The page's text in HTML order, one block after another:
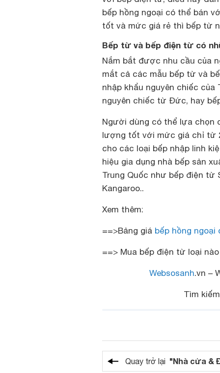
bếp hồng ngoại có thể bán
tốt và mức giá rẻ thì bếp từ
Bếp từ và bếp điện từ có
Nắm bắt được nhu cầu của
mắt cả các mẫu bếp từ và
nhập khẩu nguyên chiếc
nguyên chiếc từ Đức, hay
Người dùng có thể lựa chọn
lượng tốt với mức giá chỉ từ
cho các loại bếp nhập linh
hiệu gia dụng nhà bếp sản
Trung Quốc như bếp điện từ
Kangaroo..
Xem thêm:
==>Bảng giá bếp hồng ngoại
==> Mua bếp điện từ loại
Websosanh.vn –
Tìm
Quay trở lại "Nhà cửa &